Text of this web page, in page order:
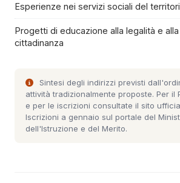
Esperienze nei servizi sociali del
Progetti di educazione alla legalità e alla
cittadinanza
Sintesi degli indirizzi previsti
attività tradizionalmente proposte. Per il
e per le iscrizioni consultate il sito
Iscrizioni a gennaio sul portale del
dell'Istruzione e del Merito.